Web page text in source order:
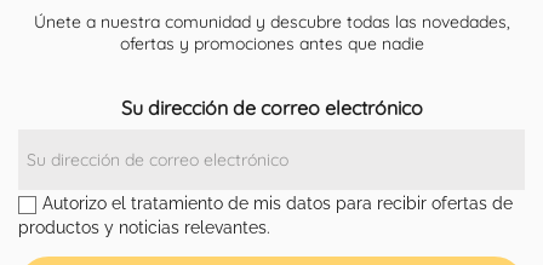
Únete a nuestra comunidad y descubre todas las novedades,
ofertas y promociones antes que nadie
Su dirección de correo electrónico
Autorizo el tratamiento de mis datos para recibir ofertas de
productos y noticias relevantes.